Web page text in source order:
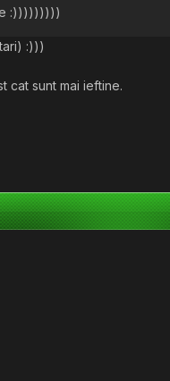
:)))))))))
:)))
cat sunt mai ieftine.